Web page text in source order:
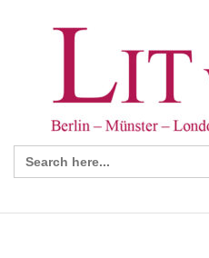
Search
for: